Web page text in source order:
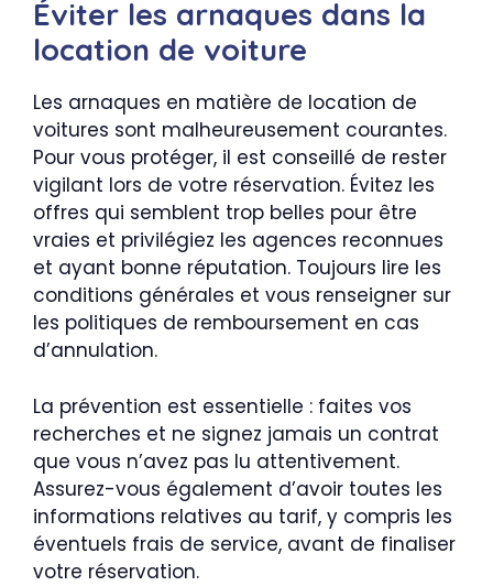
Éviter les arnaques dans la
location de voiture
Les arnaques en matière de location de
voitures sont malheureusement courantes.
Pour vous protéger, il est conseillé de rester
vigilant lors de votre réservation. Évitez les
offres qui semblent trop belles pour être
vraies et privilégiez les agences reconnues
et ayant bonne réputation. Toujours lire les
conditions générales et vous renseigner sur
les politiques de remboursement en cas
d’annulation.
La prévention est essentielle : faites vos
recherches et ne signez jamais un contrat
que vous n’avez pas lu attentivement.
Assurez-vous également d’avoir toutes les
informations relatives au tarif, y compris les
éventuels frais de service, avant de finaliser
votre réservation.